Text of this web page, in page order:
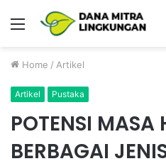
Menu
Home / Artikel
Artikel Pustaka
POTENSI MASA
BERBAGAI